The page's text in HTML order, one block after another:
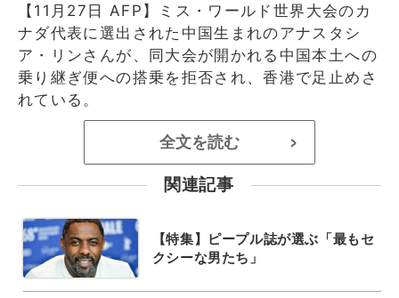
【11月27日 AFP】ミス・ワールド世界大会のカ
ナダ代表に選出された中国生まれのアナスタシ
ア・リンさんが、同大会が開かれる中国本土への
乗り継ぎ便への搭乗を拒否され、香港で足止めさ
れている。
全文を読む >
関連記事
【特集】ピープル誌が選ぶ「最もセ
クシーな男たち」